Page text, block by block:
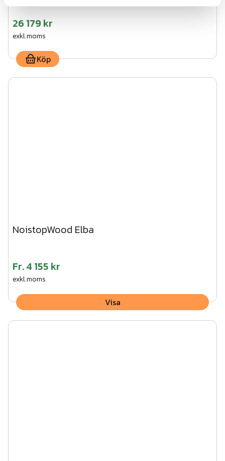
26 179 kr
exkl.moms
Köp
NoistopWood Elba
Fr.4 155 kr
exkl.moms
Visa